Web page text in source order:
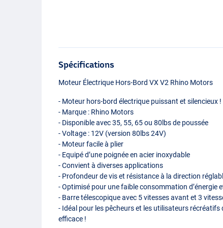
Spécifications
Moteur Électrique Hors-Bord VX V2 Rhino Motors
- Moteur hors-bord électrique puissant et silencieux !
- Marque : Rhino Motors
- Disponible avec 35, 55, 65 ou 80lbs de poussée
- Voltage : 12V (version 80lbs 24V)
- Moteur facile à plier
- Equipé d’une poignée en acier inoxydable
- Convient à diverses applications
- Profondeur de vis et résistance à la direction
- Optimisé pour une faible consommation d’énergie
- Barre télescopique avec 5 vitesses avant et 3
- Idéal pour les pêcheurs et les utilisateurs
efficace !